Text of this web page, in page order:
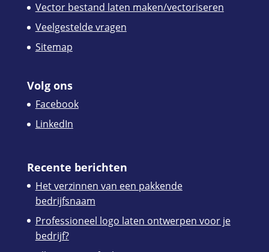
Vector bestand laten maken/vectoriseren
Veelgestelde vragen
Sitemap
Volg ons
Facebook
LinkedIn
Recente berichten
Het verzinnen van een pakkende
bedrijfsnaam
Professioneel logo laten ontwerpen voor je
bedrijf?